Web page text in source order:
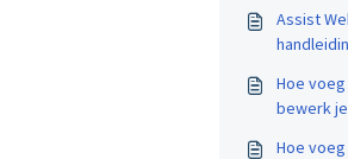
Assist
Hoe
bewerk
​Hoe